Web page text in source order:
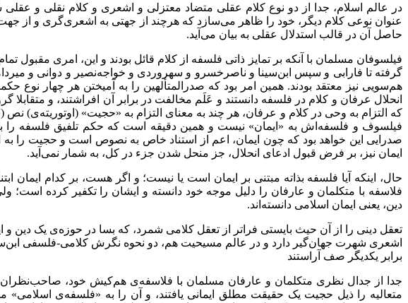
در عالم اسلام، جدا از دو نوع کلام عقلی متضاد معتزلی و اشعری و کلام نقلی و
عنوان نوعی کلام دیگر، خود را ظاهر می‌سازد که هرچند از جهتی به اشعری‌گری و
حاصل آن در قالب استدلال عقلی به بیان می‌آید.
فیلسوفان مسلمان با آنکه بر تمایز ذاتی فلسفه از کلام قائل بودند و این، امری
گرفته تا فارابی و سپس ابن‌سینا و ناصرخسرو و سهروردی و خواجه‌نصیر و دوانی و
هم‌سویی نیز معتقد بودند. همین امر بود که صدرالمتألهین را به آمیختن هر چهار نوع
انحلال عرفان و کلام در فلسفه دانستند و عَلَم مخالفت در برابر آن افراشتند، و
که التزام به وحی در کلام و عرفان، هر چند به معنای التزام به «حجیت»
فیلسوف و فلسفه‌اش به «ایمان» نیست و همین دقیقه است که حکم تلفیق فلسفه را
صدرایی این خواهد بود که چون ایمان، اعم از استناد خاص به نصوص است و حجیت را
ایمان نیز، بر فرض قبول ادعای انحلال، جز منحل شدن جزء در کل، به شمار نمی‌آید.
حال، اینکه آیا فلسفه بذاته مبتنی بر ایمان است یا نیست؛ و اگر هست، بر کدام ایمان
فلاسفه با متکلمان و عارفان را دلیل موجه خود دانسته و ایشان را تکفیر کرده
دین، یعنی ایمان اسلامی دانسته‌اند.
تعقل دینی را از آن حیث بایستی فراتر از تعقل کلامی شمرد، که بسا در حوزه‌ی یک
اشعری شهرت جهان‌گیر دارد و در عالم مسیحیت هم، دو نحوه‌ نگرش کلامی-فلسفی
برابر یکدیگر صف آراستند
جدا از جدال نظری متکلمان و عارفان مسلمان با فلاسفه‌ی هم‌کیش خود، صاحب‌نظران
متعالیه را ذیل حجیت یک حقیقت مطلق ایمانی یافتند، و آن را به «فلسفه‌ی